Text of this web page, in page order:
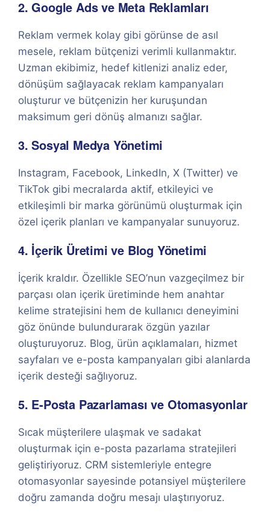
2. Google Ads ve Meta Reklamları
Reklam vermek kolay gibi görünse de asıl
mesele, reklam bütçenizi verimli kullanmaktır.
Uzman ekibimiz, hedef kitlenizi analiz eder,
dönüşüm sağlayacak reklam kampanyaları
oluşturur ve bütçenizin her kuruşundan
maksimum geri dönüş almanızı sağlar.
3. Sosyal Medya Yönetimi
Instagram, Facebook, LinkedIn, X (Twitter) ve
TikTok gibi mecralarda aktif, etkileyici ve
etkileşimli bir marka görünümü oluşturmak için
özel içerik planları ve kampanyalar sunuyoruz.
4. İçerik Üretimi ve Blog Yönetimi
İçerik kraldır. Özellikle SEO’nun vazgeçilmez bir
parçası olan içerik üretiminde hem anahtar
kelime stratejisini hem de kullanıcı deneyimini
göz önünde bulundurarak özgün yazılar
oluşturuyoruz. Blog, ürün açıklamaları, hizmet
sayfaları ve e-posta kampanyaları gibi alanlarda
içerik desteği sağlıyoruz.
5. E-Posta Pazarlaması ve Otomasyonlar
Sıcak müşterilere ulaşmak ve sadakat
oluşturmak için e-posta pazarlama stratejileri
geliştiriyoruz. CRM sistemleriyle entegre
otomasyonlar sayesinde potansiyel müşterilere
doğru zamanda doğru mesajı ulaştırıyoruz.